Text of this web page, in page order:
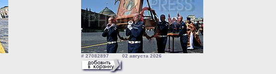
# 27082897 02 августа 2026